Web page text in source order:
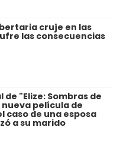
cruje en las
las consecuencias
de "Elize: Sombras de
película de
caso de una esposa
a su marido